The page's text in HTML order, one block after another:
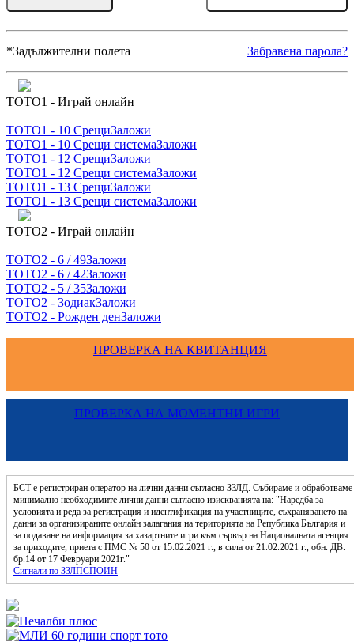
*Задължителни полета Забравена парола?
ТОТО1 - Играй онлайн
ТОТО1 - 10 СрещиЗаложи
ТОТО1 - 10 Срещи системаЗаложи
ТОТО1 - 12 СрещиЗаложи
ТОТО1 - 12 Срещи системаЗаложи
ТОТО1 - 13 СрещиЗаложи
ТОТО1 - 13 Срещи системаЗаложи
ТОТО2 - Играй онлайн
ТОТО2 - 6 / 49Заложи
ТОТО2 - 6 / 42Заложи
ТОТО2 - 5 / 35Заложи
ТОТО2 - ЗодиакЗаложи
ТОТО2 - Рожден денЗаложи
ПРОВЕРКА НА КВИТАНЦИЯ
ПРОВЕРКА НА МОМЕНТНИ ИГРИ
БСТ е регистриран оператор на лични данни съгласно ЗЗЛД. Събираме и обработваме
минимално необходимите лични данни съгласно изискванията на: "Наредба за
условията и реда за регистрация и идентификация на участниците, съхраняването на
данни за организираните онлайн залагания на територията на Република България и
за подаване на информация за хазартните игри към сървър на Националната агенция
за приходите, приета с ПМС № 50 от 15.02.2021 г., в сила от 21.02.2021 г., обн. ДВ.
бр.14 от 17 Февруари 2021г."
Сигнали по ЗЗЛПСПОИН